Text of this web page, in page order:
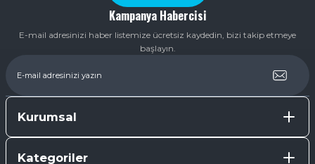
Kampanya Habercisi
E-mail adresinizi haber listemize ücretsiz kaydedin, bizi takip etmeye
başlayın.
Kurumsal
Kategoriler